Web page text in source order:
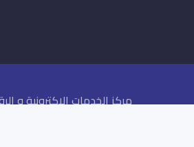
مركز الخدمات الاكترونية و